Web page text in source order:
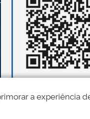
a experiência